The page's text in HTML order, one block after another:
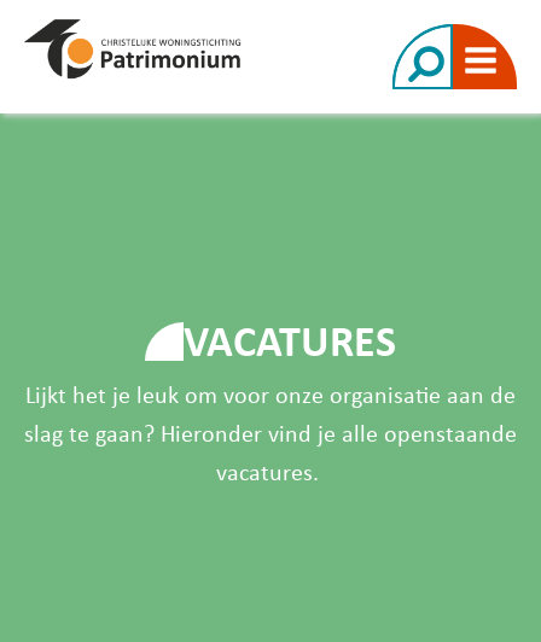
VACATURES
Lijkt het je leuk om voor onze organisatie aan de
slag te gaan? Hieronder vind je alle openstaande
vacatures.